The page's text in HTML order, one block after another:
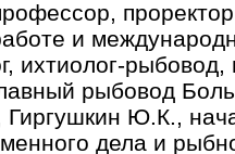
и
ихтиолог-рыбовод,
рыбовод
Гиргушкин Ю.К.,
дела и